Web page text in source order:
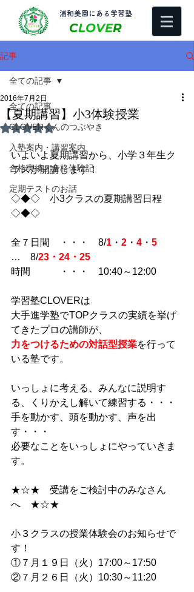
​浦和美園にある学習塾
CLOVER
記事
全ての記事
CLOVERくんのつぶやき
入塾案内・講習案内
合格実績・合格体験記
定期テストのお話
全ての記事
【夏期講習】小3体験授業
2016年7月2日
5つ星のうちNaNと評価されています。
いよいよ夏期講習から、小学３年生ク
ラスが開講します！
◇◆◇　小3クラスの夏期講習日程
◇◆◇
全７日間　・・・　8/1 ・ 2 ・ 4 ・ 5
…　8/23・24・25
時間　　　・・・　10:40～12:00
学習塾CLOVERは
大手進学塾でTOPクラスの実績を挙げ
てきたプロの講師が、
力をつけるための対話型授業を行って
いる塾です。
いっしょに考える、みんなに説明す
る、くりかえし解いて練習する・・・
手を動かす、頭を動かす、声を出
す・・・
必要なことをいっしょにやっていきま
す。
★☆★　受講をご検討中のみなさん
へ　★☆★
小３クラスの授業体験会のお知らせで
す！
①７月１９日（火）17:00～17:50
②７月２６日（火）10:30～11:20